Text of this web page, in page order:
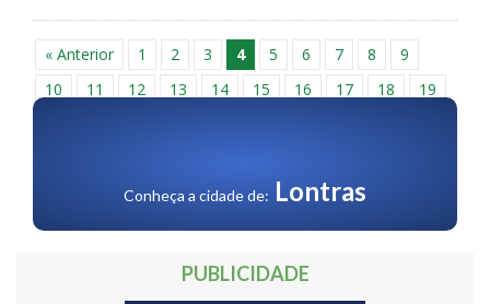
« Anterior 1 2 3 4 5 6 7 8
9
10
11 12 13 14 15 16 17 18
19
Conheça a cidade de: Lontras
PUBLICIDADE